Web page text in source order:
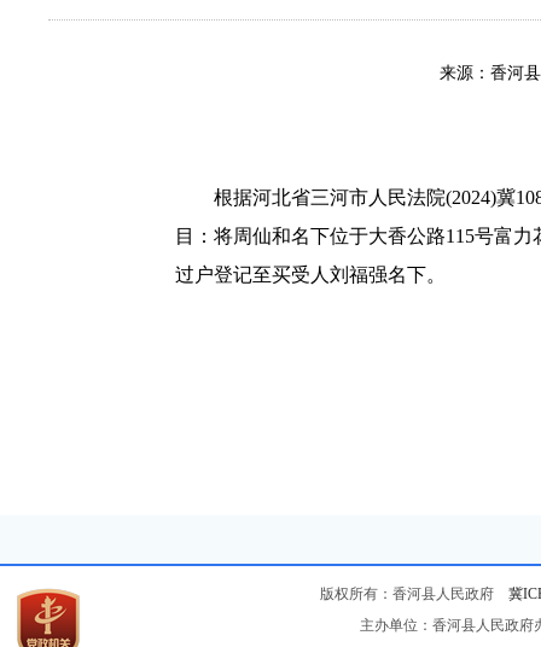
来源：香河
根据河北省三河市人民法院(2024)冀
目：将周仙和名下位于大香公路115号富
过户登记至买受人刘福强名下。
版权所有：香河县人民政府 冀
主办单位：香河县人民政